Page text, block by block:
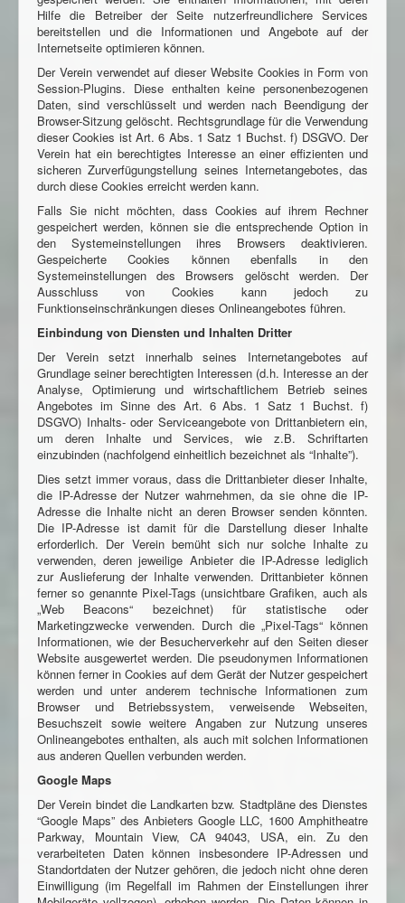
Hilfe die Betreiber der Seite nutzerfreundlichere Services
bereitstellen und die Informationen und Angebote auf der
Internetseite optimieren können.
Der Verein verwendet auf dieser Website Cookies in Form von
Session-Plugins. Diese enthalten keine personenbezogenen
Daten, sind verschlüsselt und werden nach Beendigung der
Browser-Sitzung gelöscht. Rechtsgrundlage für die Verwendung
dieser Cookies ist Art. 6 Abs. 1 Satz 1 Buchst. f) DSGVO. Der
Verein hat ein berechtigtes Interesse an einer effizienten und
sicheren Zurverfügungstellung seines Internetangebotes, das
durch diese Cookies erreicht werden kann.
Falls Sie nicht möchten, dass Cookies auf ihrem Rechner
gespeichert werden, können sie die entsprechende Option in
den Systemeinstellungen ihres Browsers deaktivieren.
Gespeicherte Cookies können ebenfalls in den
Systemeinstellungen des Browsers gelöscht werden. Der
Ausschluss von Cookies kann jedoch zu
Funktionseinschränkungen dieses Onlineangebotes führen.
Einbindung von Diensten und Inhalten Dritter
Der Verein setzt innerhalb seines Internetangebotes auf
Grundlage seiner berechtigten Interessen (d.h. Interesse an der
Analyse, Optimierung und wirtschaftlichem Betrieb seines
Angebotes im Sinne des Art. 6 Abs. 1 Satz 1 Buchst. f)
DSGVO) Inhalts- oder Serviceangebote von Drittanbietern ein,
um deren Inhalte und Services, wie z.B. Schriftarten
einzubinden (nachfolgend einheitlich bezeichnet als “Inhalte”).
Dies setzt immer voraus, dass die Drittanbieter dieser Inhalte,
die IP-Adresse der Nutzer wahrnehmen, da sie ohne die IP-
Adresse die Inhalte nicht an deren Browser senden könnten.
Die IP-Adresse ist damit für die Darstellung dieser Inhalte
erforderlich. Der Verein bemüht sich nur solche Inhalte zu
verwenden, deren jeweilige Anbieter die IP-Adresse lediglich
zur Auslieferung der Inhalte verwenden. Drittanbieter können
ferner so genannte Pixel-Tags (unsichtbare Grafiken, auch als
„Web Beacons“ bezeichnet) für statistische oder
Marketingzwecke verwenden. Durch die „Pixel-Tags“ können
Informationen, wie der Besucherverkehr auf den Seiten dieser
Website ausgewertet werden. Die pseudonymen Informationen
können ferner in Cookies auf dem Gerät der Nutzer gespeichert
werden und unter anderem technische Informationen zum
Browser und Betriebssystem, verweisende Webseiten,
Besuchszeit sowie weitere Angaben zur Nutzung unseres
Onlineangebotes enthalten, als auch mit solchen Informationen
aus anderen Quellen verbunden werden.
Google Maps
Der Verein bindet die Landkarten bzw. Stadtpläne des Dienstes
“Google Maps” des Anbieters Google LLC, 1600 Amphitheatre
Parkway, Mountain View, CA 94043, USA, ein. Zu den
verarbeiteten Daten können insbesondere IP-Adressen und
Standortdaten der Nutzer gehören, die jedoch nicht ohne deren
Einwilligung (im Regelfall im Rahmen der Einstellungen ihrer